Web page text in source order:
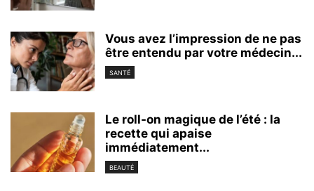
Vous avez l’impression de ne pas
être entendu par votre médecin...
SANTÉ
Le roll-on magique de l’été : la
recette qui apaise
immédiatement...
BEAUTÉ